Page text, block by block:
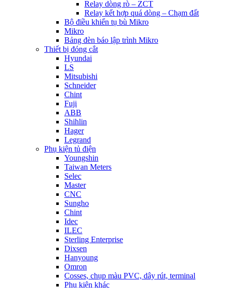
Relay dòng rò – ZCT
Relay kết hợp quá dòng – Chạm đất
Bộ điều khiển tụ bù Mikro
Mikro
Bảng đèn báo lập trình Mikro
Thiết bị đóng cắt
Hyundai
LS
Mitsubishi
Schneider
Chint
Fuji
ABB
Shihlin
Hager
Legrand
Phụ kiện tủ điện
Youngshin
Taiwan Meters
Selec
Master
CNC
Sungho
Chint
Idec
ILEC
Sterling Enterprise
Dixsen
Hanyoung
Omron
Cosses, chụp màu PVC, dây rút, terminal
Phụ kiện khác